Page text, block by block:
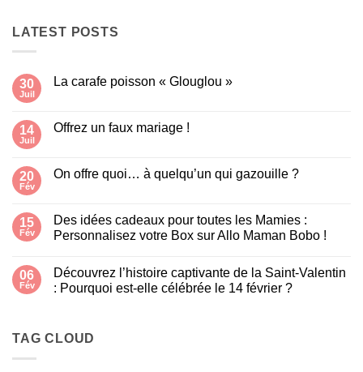
LATEST POSTS
30
Juil
La carafe poisson « Glouglou »
La
14
Juil
Offrez un faux mariage !
Offrez
20
Fév
On offre quoi… à quelqu’un qui gazouille ?
On
offre
quoi…
qui
gazouille
?
15
Fév
Des idées cadeaux pour toutes les Mamies :
Personnalisez votre Box sur Allo Maman Bobo !
sur
Des
idées
les
06
Fév
Découvrez l’histoire captivante de la Saint-Valentin
: Pourquoi est-elle célébrée le 14 février ?
Découvrez
TAG CLOUD